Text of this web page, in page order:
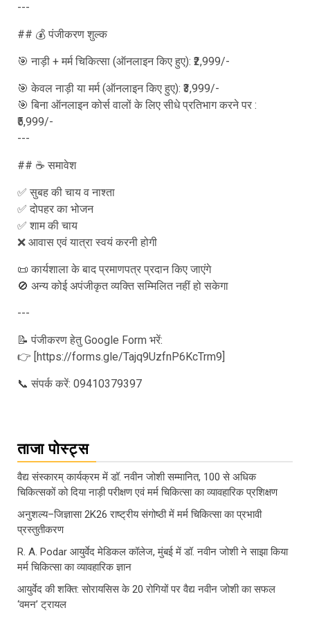
---
## 💰 पंजीकरण शुल्क
🎯 नाड़ी + मर्म चिकित्सा (ऑनलाइन किए हुए): ₹2,999/-
🎯 केवल नाड़ी या मर्म (ऑनलाइन किए हुए): ₹3,999/-
🎯 बिना ऑनलाइन कोर्स वालों के लिए सीधे प्रतिभाग करने पर :
₹5,999/-
---
## ☕ समावेश
✅ सुबह की चाय व नाश्ता
✅ दोपहर का भोजन
✅ शाम की चाय
❌ आवास एवं यात्रा स्वयं करनी होगी
📜 कार्यशाला के बाद प्रमाणपत्र प्रदान किए जाएंगे
🚫 अन्य कोई अपंजीकृत व्यक्ति सम्मिलित नहीं हो सकेगा
---
📝 पंजीकरण हेतु Google Form भरें:
👉 [https://forms.gle/Tajq9UzfnP6KcTrm9]
📞 संपर्क करें: 09410379397
ताजा पोस्ट्स
वैद्य संस्कारम् कार्यक्रम में डॉ. नवीन जोशी सम्मानित, 100 से अधिक
चिकित्सकों को दिया नाड़ी परीक्षण एवं मर्म चिकित्सा का व्यावहारिक प्रशिक्षण
अनुशल्य–जिज्ञासा 2K26 राष्ट्रीय संगोष्ठी में मर्म चिकित्सा का प्रभावी
प्रस्तुतीकरण
R. A. Podar आयुर्वेद मेडिकल कॉलेज, मुंबई में डॉ. नवीन जोशी ने साझा किया
मर्म चिकित्सा का व्यावहारिक ज्ञान
आयुर्वेद की शक्ति: सोरायसिस के 20 रोगियों पर वैद्य नवीन जोशी का सफल
‘वमन’ ट्रायल